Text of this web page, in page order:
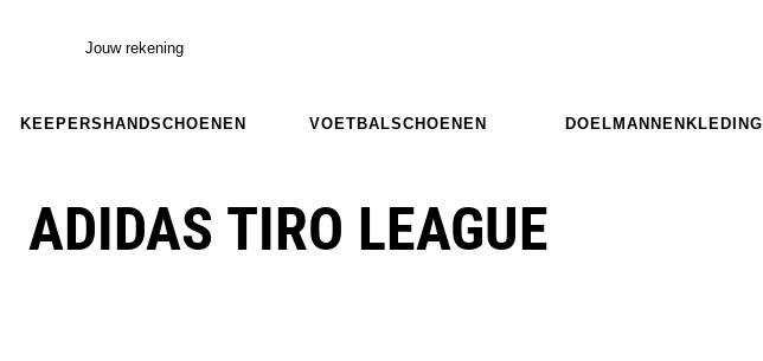
Jouw rekening
KEEPERSHANDSCHOENEN VOETBALSCHOENEN DOELMANNENKLEDING
ADIDAS TIRO LEAGUE